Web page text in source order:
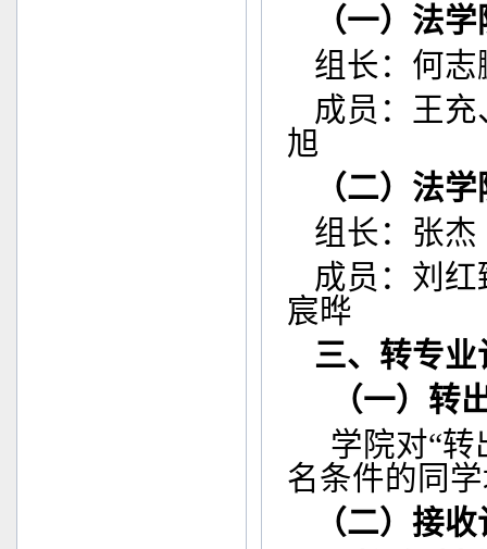
（一）法
组长：何志
成员：王
旭
（二）法
组长：张杰
成员：刘
宸晔
三、转专
（一）转
学院对“
名条件的同
（二）接